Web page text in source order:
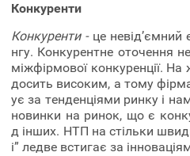
Конкуренти
Конкуренти - це
нгу. Конкурентне оточення
міжфірмової конкуренції. На
досить високим, а тому
ує за тенденціями ринку і
новинки на ринок, що є
д інших. НТП на стільки
i” ледве встигає за